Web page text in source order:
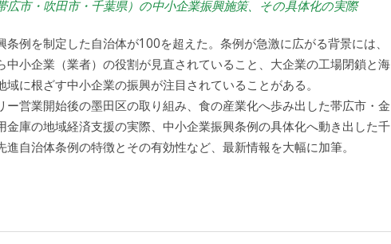
広市・吹田市・千葉県）の中小企業振興施策、その具体化の実際
例を制定した自治体が100を超えた。条例が急激に広がる背景には、
中小企業（業者）の役割が見直されていること、大企業の工場閉鎖と海
に根ざす中小企業の振興が注目されていることがある。
ー営業開始後の墨田区の取り組み、食の産業化へ歩み出した帯広市・金
金庫の地域経済支援の実際、中小企業振興条例の具体化へ動き出した千
自治体条例の特徴とその有効性など、最新情報を大幅に加筆。